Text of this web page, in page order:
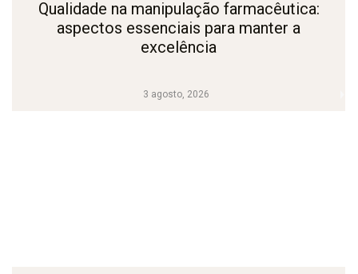
3 agosto, 2026
Qualidade na manipulação farmacêutica:
aspectos essenciais para manter a
excelência